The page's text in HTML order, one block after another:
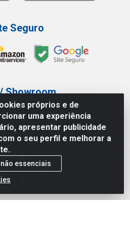
próprios e de
uma experiência
apresentar publicidade
o seu perfil e melhorar a
essenciais
Seguro
Showroom
(11) 3227-0546
- Pari - São Paulo/SP
Av. Vautier, 585/597 - Pari - São
- CNPJ 27.717.135/0001-29